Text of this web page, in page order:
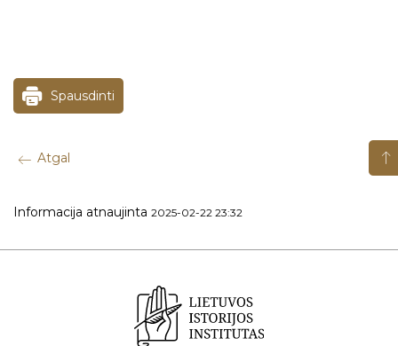
Spausdinti
Atgal
Informacija atnaujinta 2025-02-22 23:32